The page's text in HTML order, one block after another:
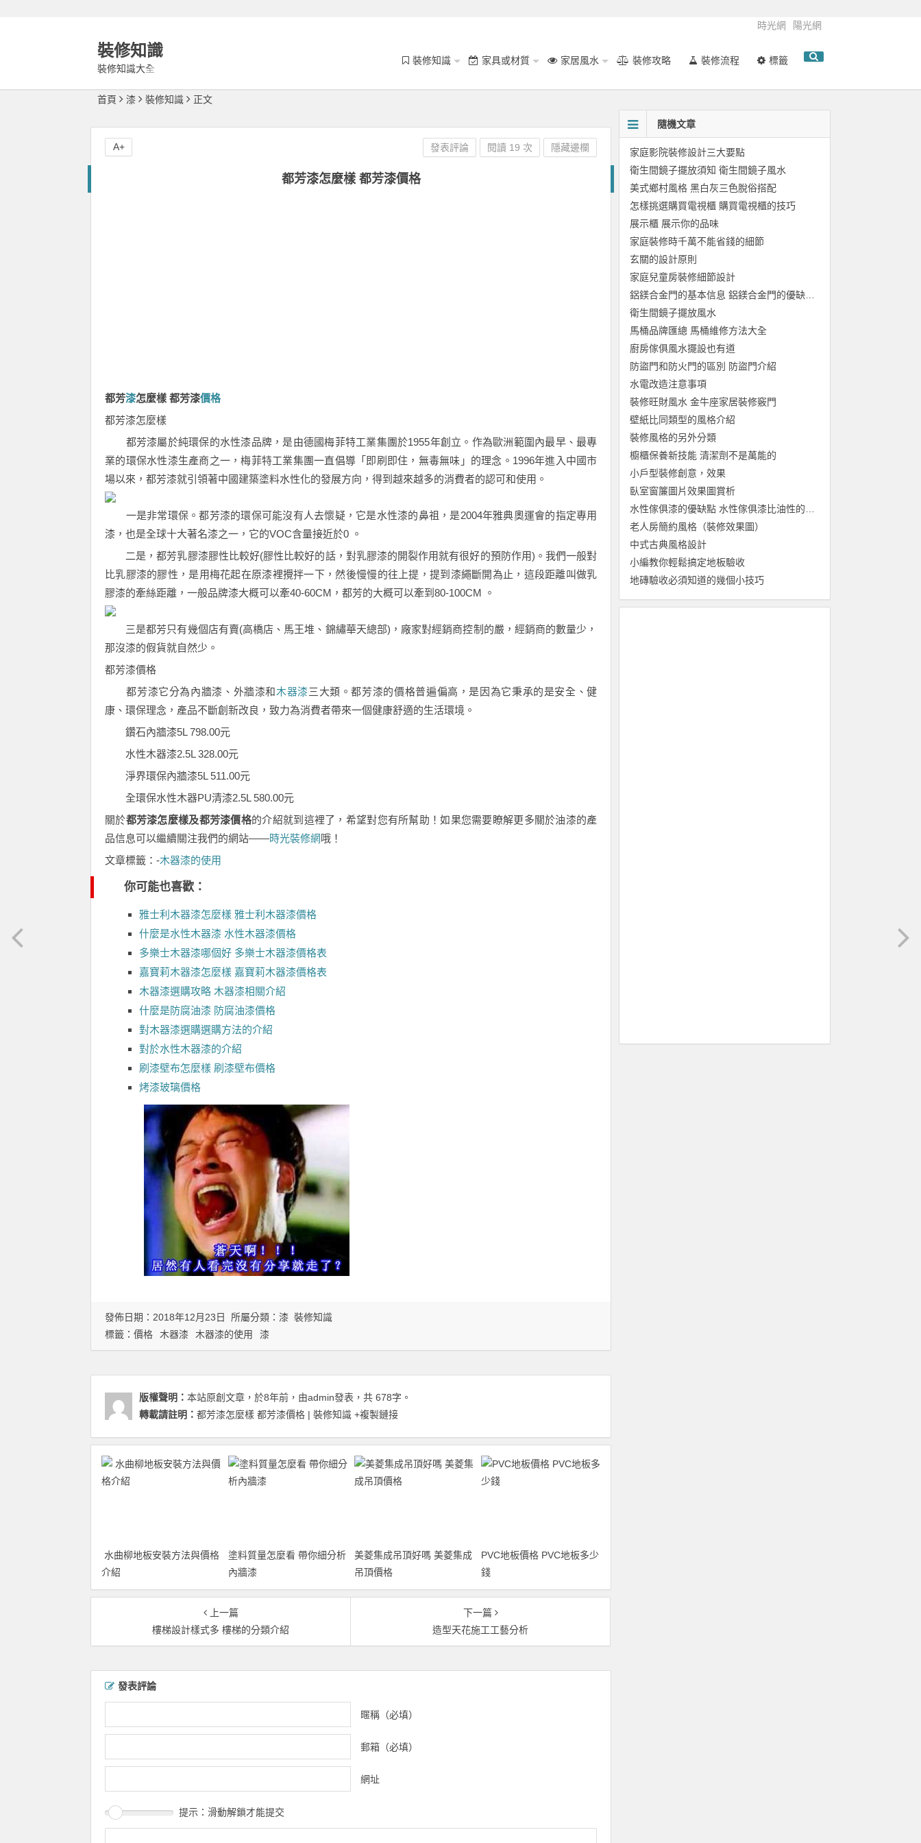
時光網 陽光網
裝修知識
裝修知識大全
裝修知識 家具或材質 家居風水 裝修攻略 裝修流程 標籤
首頁 漆 裝修知識 正文
都芳漆怎麼樣 都芳漆價格
都芳漆怎麼樣 都芳漆價格
都芳漆怎麼樣
都芳漆屬於純環保的水性漆品牌，是由德國梅菲特工業集團於1955年創立。作為歐洲範圍內最早、最專
業的環保水性漆生產商之一，梅菲特工業集團一直倡導「即刷即住，無毒無味」的理念。1996年進入中國市
場以來，都芳漆就引領著中國建築塗料水性化的發展方向，得到越來越多的消費者的認可和使用。
一是非常環保。都芳漆的環保可能沒有人去懷疑，它是水性漆的鼻祖，是2004年雅典奧運會的指定專用
漆，也是全球十大著名漆之一，它的VOC含量接近於0 。
二是，都芳乳膠漆膠性比較好(膠性比較好的話，對乳膠漆的開裂作用就有很好的預防作用)。我們一般對
比乳膠漆的膠性，是用梅花起在原漆裡攪拌一下，然後慢慢的往上提，提到漆繩斷開為止，這段距離叫做乳
膠漆的牽絲距離，一般品牌漆大概可以牽40-60CM，都芳的大概可以牽到80-100CM 。
三是都芳只有幾個店有賣(高橋店、馬王堆、錦繡華天總部)，廠家對經銷商控制的嚴，經銷商的數量少，
那沒漆的假貨就自然少。
都芳漆價格
都芳漆它分為內牆漆、外牆漆和木器漆三大類。都芳漆的價格普遍偏高，是因為它秉承的是安全、健
康、環保理念，產品不斷創新改良，致力為消費者帶來一個健康舒適的生活環境。
鑽石內牆漆5L 798.00元
水性木器漆2.5L 328.00元
淨界環保內牆漆5L 511.00元
全環保水性木器PU清漆2.5L 580.00元
關於都芳漆怎麼樣及都芳漆價格的介紹就到這裡了，希望對您有所幫助！如果您需要瞭解更多關於油漆的產
品信息可以繼續關注我們的網站——時光裝修網 哦！
文章標籤：-木器漆的使用
你可能也喜歡：
雅士利木器漆怎麼樣 雅士利木器漆價格
什麼是水性木器漆 水性木器漆價格
多樂士木器漆哪個好 多樂士木器漆價格表
嘉寶莉木器漆怎麼樣 嘉寶莉木器漆價格表
木器漆選購攻略 木器漆相關介紹
什麼是防腐油漆 防腐油漆價格
對木器漆選購選購方法的介紹
對於水性木器漆的介紹
刷漆壁布怎麼樣 刷漆壁布價格
烤漆玻璃價格
發表評論 閱讀 19 次 隱藏邊欄
A+
發佈日期：2018年12月23日 所屬分類： 漆 裝修知識
標籤： 價格 木器漆 木器漆的使用 漆
版權聲明： 本站原創文章，於8年前，由admin發表，共 678字。
轉載請註明： 都芳漆怎麼樣 都芳漆價格 | 裝修知識 +複製鏈接
水曲柳地板安裝方法與價格
介紹
塗料質量怎麼看 帶你細分析
內牆漆
美菱集成吊頂好嗎 美菱集成
吊頂價格
PVC地板價格 PVC地板多少
錢
上一篇
樓梯設計樣式多 樓梯的分類介紹
下一篇
造型天花施工工藝分析
發表評論
暱稱（必填）
郵箱（必填）
網址
提示：滑動解鎖才能提交
隨機文章
家庭影院裝修設計三大要點
衛生間鏡子擺放須知 衛生間鏡子風水
美式鄉村風格 黑白灰三色脫俗搭配
怎樣挑選購買電視櫃 購買電視櫃的技巧
展示櫃 展示你的品味
家庭裝修時千萬不能省錢的細節
玄關的設計原則
家庭兒童房裝修細節設計
衛生間鏡子擺放風水
馬桶品牌匯總 馬桶維修方法大全
廚房傢俱風水擺設也有道
防盜門和防火門的區別 防盜門介紹
水電改造注意事項
裝修旺財風水 金牛座家居裝修竅門
壁紙比同類型的風格介紹
裝修風格的另外分類
櫥櫃保養新技能 清潔劑不是萬能的
小戶型裝修創意，效果
臥室窗簾圖片效果圖賞析
老人房簡約風格（裝修效果圖）
中式古典風格設計
小編教你輕鬆搞定地板驗收
地磚驗收必須知道的幾個小技巧